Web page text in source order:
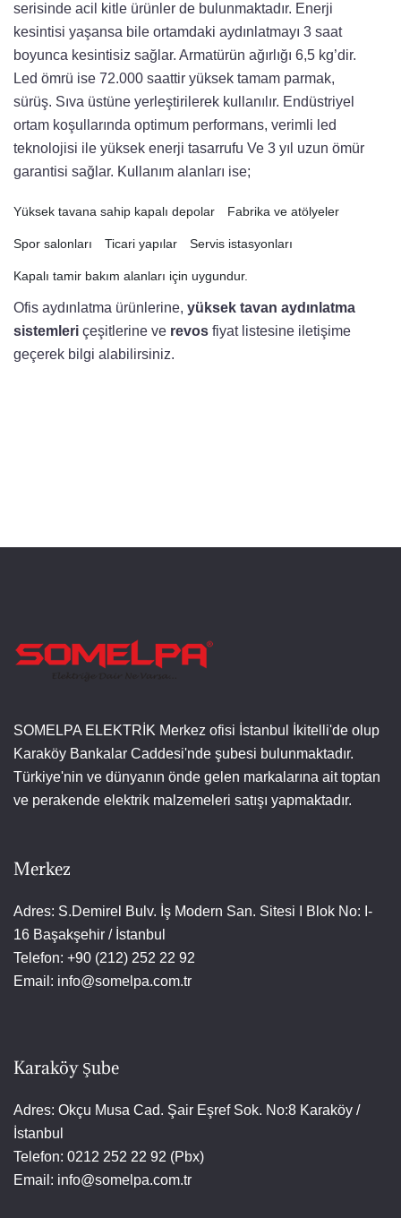
serisinde acil kitle ürünler de bulunmaktadır. Enerji
kesintisi yaşansa bile ortamdaki aydınlatmayı 3 saat
boyunca kesintisiz sağlar. Armatürün ağırlığı 6,5 kg’dir.
Led ömrü ise 72.000 saattir yüksek tamam parmak,
sürüş. Sıva üstüne yerleştirilerek kullanılır. Endüstriyel
ortam koşullarında optimum performans, verimli led
teknolojisi ile yüksek enerji tasarrufu Ve 3 yıl uzun ömür
garantisi sağlar. Kullanım alanları ise;
Yüksek tavana sahip kapalı depolar Fabrika ve atölyeler
Spor salonları Ticari yapılar Servis istasyonları
Kapalı tamir bakım alanları için uygundur.
Ofis aydınlatma ürünlerine, yüksek tavan aydınlatma
sistemleri çeşitlerine ve revos fiyat listesine iletişime
geçerek bilgi alabilirsiniz.
SOMELPA ELEKTRİK Merkez ofisi İstanbul İkitelli'de olup
Karaköy Bankalar Caddesi'nde şubesi bulunmaktadır.
Türkiye'nin ve dünyanın önde gelen markalarına ait toptan
ve perakende elektrik malzemeleri satışı yapmaktadır.
Merkez
Adres: S.Demirel Bulv. İş Modern San. Sitesi I Blok No: I-
16 Başakşehir / İstanbul
Telefon: +90 (212) 252 22 92
Email: info@somelpa.com.tr
Karaköy Şube
Adres: Okçu Musa Cad. Şair Eşref Sok. No:8 Karaköy /
İstanbul
Telefon: 0212 252 22 92 (Pbx)
Email: info@somelpa.com.tr